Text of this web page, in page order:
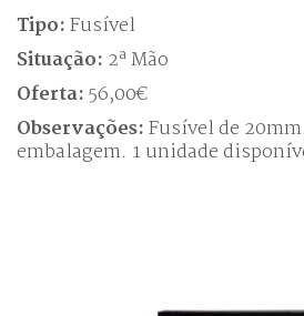
Tipo: Fusível
Situação: 2ª Mão
Oferta: 56,00€
Observações: Fusível de
embalagem. 1 unidade